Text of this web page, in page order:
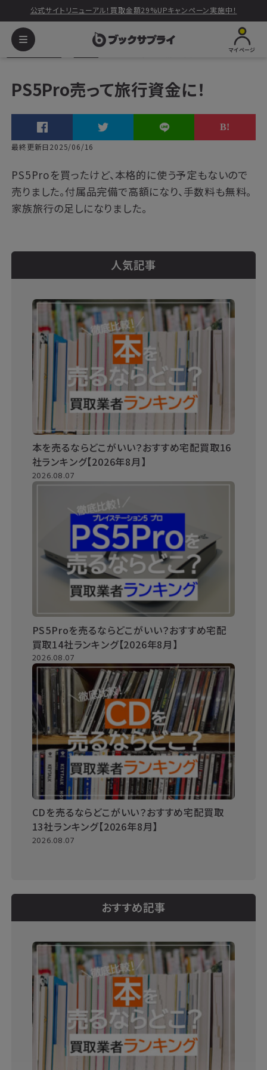
公式サイトリニューアル！買取金額29%UPキャンペーン実施中！
マイページ
ブックサプライ
PS5Pro売って旅行資金に！
最終更新日2025/06/16
PS5Proを買ったけど、本格的に使う予定もないので
売りました。付属品完備で高額になり、手数料も無料。
家族旅行の足しになりました。
人気記事
本を売るならどこがいい？おすすめ宅配買取16
社ランキング【2026年8月】
2026.08.07
PS5Proを売るならどこがいい？おすすめ宅配
買取14社ランキング【2026年8月】
2026.08.07
CDを売るならどこがいい？おすすめ宅配買取
13社ランキング【2026年8月】
2026.08.07
おすすめ記事